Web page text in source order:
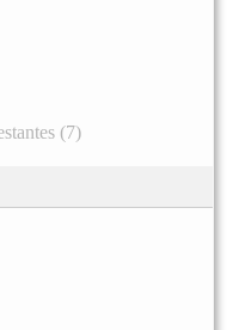
(7)